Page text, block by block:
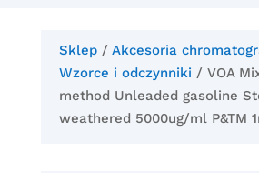
Sklep/ Akcesoria
Wzorce i odczynniki / VOA
method Unleaded gasoline
weathered 5000ug/ml P&TM